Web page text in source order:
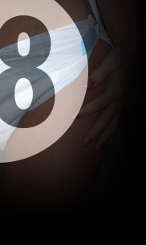
Nom d'utilisateur
Mot de passe